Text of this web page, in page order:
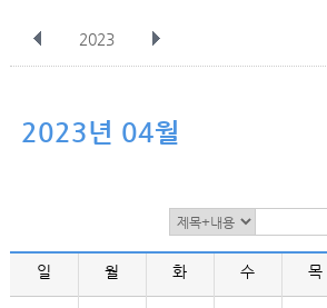
2023
12월
2023년 04월
일 월 화 수 목